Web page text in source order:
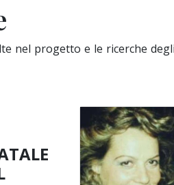
nel progetto e le ricerche